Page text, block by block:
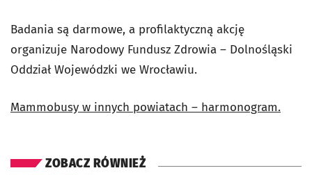
Badania są darmowe, a profilaktyczną akcję
organizuje Narodowy Fundusz Zdrowia – Dolnośląski
Oddział Wojewódzki we Wrocławiu.
Mammobusy w innych powiatach – harmonogram.
ZOBACZ RÓWNIEŻ